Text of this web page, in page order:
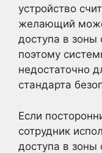
устройство
желающий
доступа в зоны
поэтому
недостаточно
стандарта
Если
сотрудник
доступа в зоны